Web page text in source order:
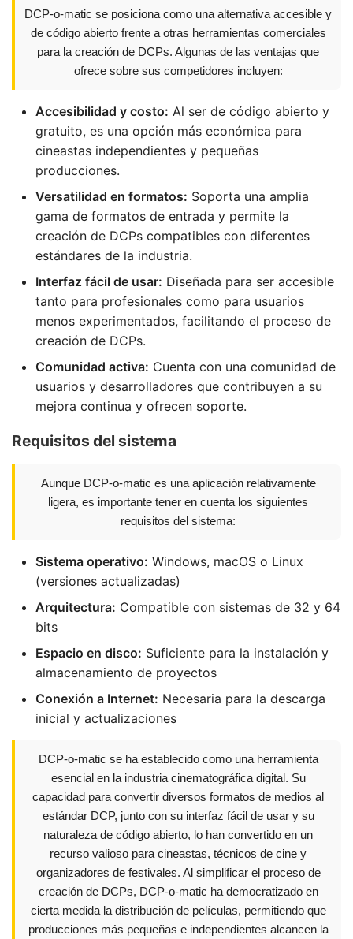
DCP-o-matic se posiciona como una alternativa accesible y
de código abierto frente a otras herramientas comerciales
para la creación de DCPs. Algunas de las ventajas que
ofrece sobre sus competidores incluyen:
Accesibilidad y costo: Al ser de código abierto y
gratuito, es una opción más económica para
cineastas independientes y pequeñas
producciones.
Versatilidad en formatos: Soporta una amplia
gama de formatos de entrada y permite la
creación de DCPs compatibles con diferentes
estándares de la industria.
Interfaz fácil de usar: Diseñada para ser accesible
tanto para profesionales como para usuarios
menos experimentados, facilitando el proceso de
creación de DCPs.
Comunidad activa: Cuenta con una comunidad de
usuarios y desarrolladores que contribuyen a su
mejora continua y ofrecen soporte.
Requisitos del sistema
Aunque DCP-o-matic es una aplicación relativamente
ligera, es importante tener en cuenta los siguientes
requisitos del sistema:
Sistema operativo: Windows, macOS o Linux
(versiones actualizadas)
Arquitectura: Compatible con sistemas de 32 y 64
bits
Espacio en disco: Suficiente para la instalación y
almacenamiento de proyectos
Conexión a Internet: Necesaria para la descarga
inicial y actualizaciones
DCP-o-matic se ha establecido como una herramienta
esencial en la industria cinematográfica digital. Su
capacidad para convertir diversos formatos de medios al
estándar DCP, junto con su interfaz fácil de usar y su
naturaleza de código abierto, lo han convertido en un
recurso valioso para cineastas, técnicos de cine y
organizadores de festivales. Al simplificar el proceso de
creación de DCPs, DCP-o-matic ha democratizado en
cierta medida la distribución de películas, permitiendo que
producciones más pequeñas e independientes alcancen la